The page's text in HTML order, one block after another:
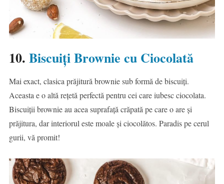
10. Biscuiți Brownie cu Ciocolată
Mai exact, clasica prăjitură brownie sub formă de biscuiți.
Aceasta e o altă rețetă perfectă pentru cei care iubesc ciocolata.
Biscuiții brownie au acea suprafață crăpată pe care o are și
prăjitura, dar interiorul este moale și ciocolătos. Paradis pe cerul
gurii, vă promit!